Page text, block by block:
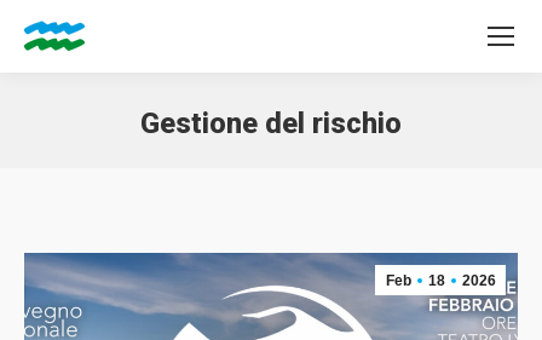
Gestione del rischio
Feb 18 2026